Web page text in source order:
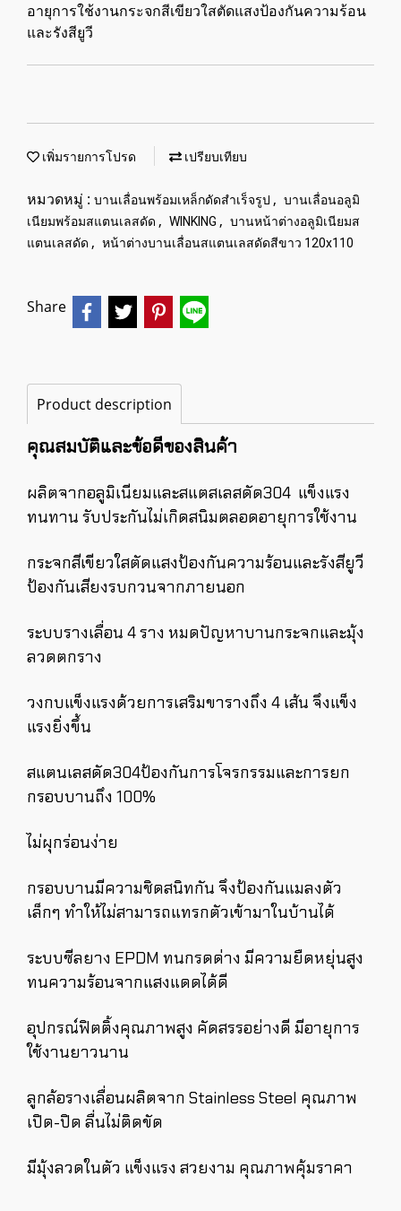
อายุการใช้งานกระจกสีเขียวใสตัดแสงป้องกันความร้อน
และรังสียูวี
เพิ่มรายการโปรด เปรียบเทียบ
หมวดหมู่ : บานเลื่อนพร้อมเหล็กดัดสำเร็จรูป , บานเลื่อนอลูมิ
เนียมพร้อมสแตนเลสดัด , WINKING , บานหน้าต่างอลูมิเนียมส
แตนเลสดัด , หน้าต่างบานเลื่อนสแตนเลสดัดสีขาว 120x110
Share
Product description
คุณสมบัติและข้อดีของสินค้า
ผลิตจากอลูมิเนียมและสแตสเลสดัด304 แข็งแรง
ทนทาน รับประกันไม่เกิดสนิมตลอดอายุการใช้งาน
กระจกสีเขียวใสตัดแสงป้องกันความร้อนและรังสียูวี
ป้องกันเสียงรบกวนจากภายนอก
ระบบรางเลื่อน 4 ราง หมดปัญหาบานกระจกและมุ้ง
ลวดตกราง
วงกบแข็งแรงด้วยการเสริมขารางถึง 4 เส้น จึงแข็ง
แรงยิ่งขึ้น
สแตนเลสดัด304ป้องกันการโจรกรรมและการยก
กรอบบานถึง 100%
ไม่ผุกร่อนง่าย
กรอบบานมีความชิดสนิทกัน จึงป้องกันแมลงตัว
เล็กๆ ทำให้ไม่สามารถแทรกตัวเข้ามาในบ้านได้
ระบบซีลยาง EPDM ทนกรดด่าง มีความยืดหยุ่นสูง
ทนความร้อนจากแสงแดดได้ดี
อุปกรณ์ฟิตติ้งคุณภาพสูง คัดสรรอย่างดี มีอายุการ
ใช้งานยาวนาน
ลูกล้อรางเลื่อนผลิตจาก Stainless Steel คุณภาพ
เปิด-ปิด ลื่นไม่ติดขัด
มีมุ้งลวดในตัว แข็งแรง สวยงาม คุณภาพคุ้มราคา